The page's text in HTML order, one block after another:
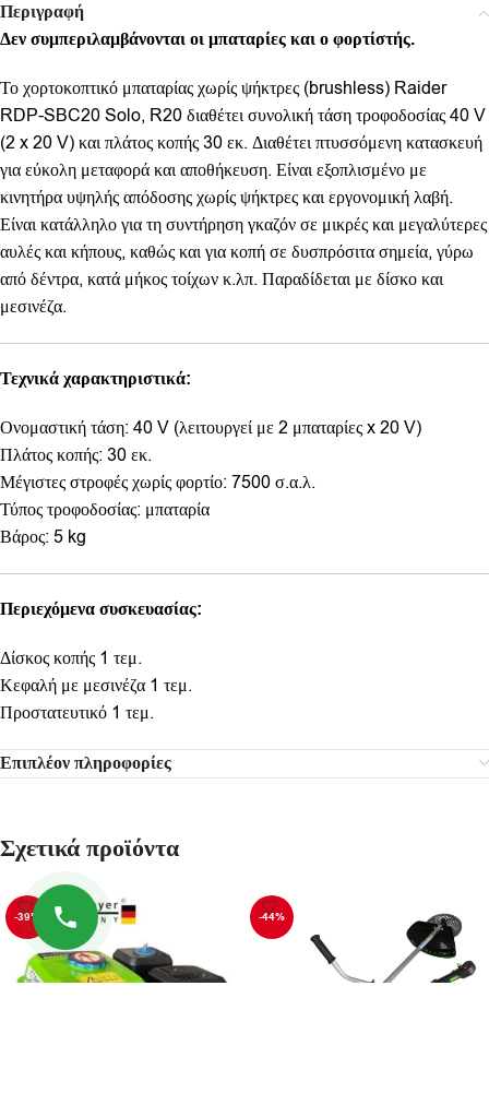
Περιγραφή
Δεν συμπεριλαμβάνονται οι μπαταρίες και ο φορτίστής.
Το χορτοκοπτικό μπαταρίας χωρίς ψήκτρες (brushless) Raider
RDP-SBC20 Solo, R20 διαθέτει συνολική τάση τροφοδοσίας 40 V
(2 x 20 V) και πλάτος κοπής 30 εκ. Διαθέτει πτυσσόμενη κατασκευή
για εύκολη μεταφορά και αποθήκευση. Είναι εξοπλισμένο με
κινητήρα υψηλής απόδοσης χωρίς ψήκτρες και εργονομική λαβή.
Είναι κατάλληλο για τη συντήρηση γκαζόν σε μικρές και μεγαλύτερες
αυλές και κήπους, καθώς και για κοπή σε δυσπρόσιτα σημεία, γύρω
από δέντρα, κατά μήκος τοίχων κ.λπ. Παραδίδεται με δίσκο και
μεσινέζα.
Τεχνικά χαρακτηριστικά:
Ονομαστική τάση: 40 V (λειτουργεί με 2 μπαταρίες x 20 V)
Πλάτος κοπής: 30 εκ.
Μέγιστες στροφές χωρίς φορτίο: 7500 σ.α.λ.
Τύπος τροφοδοσίας: μπαταρία
Βάρος: 5 kg
Περιεχόμενα συσκευασίας:
Δίσκος κοπής 1 τεμ.
Κεφαλή με μεσινέζα 1 τεμ.
Προστατευτικό 1 τεμ.
Επιπλέον πληροφορίες
Σχετικά προϊόντα
-39% -44%